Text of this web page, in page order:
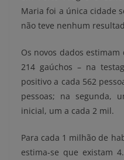
Maria foi a única cidade
não teve nenhum
Os novos dados
214 gaúchos – na
positivo a cada 562
pessoas; na segunda,
inicial, um a cada 2 mil.
Para cada 1 milhão de
estima-se que existam